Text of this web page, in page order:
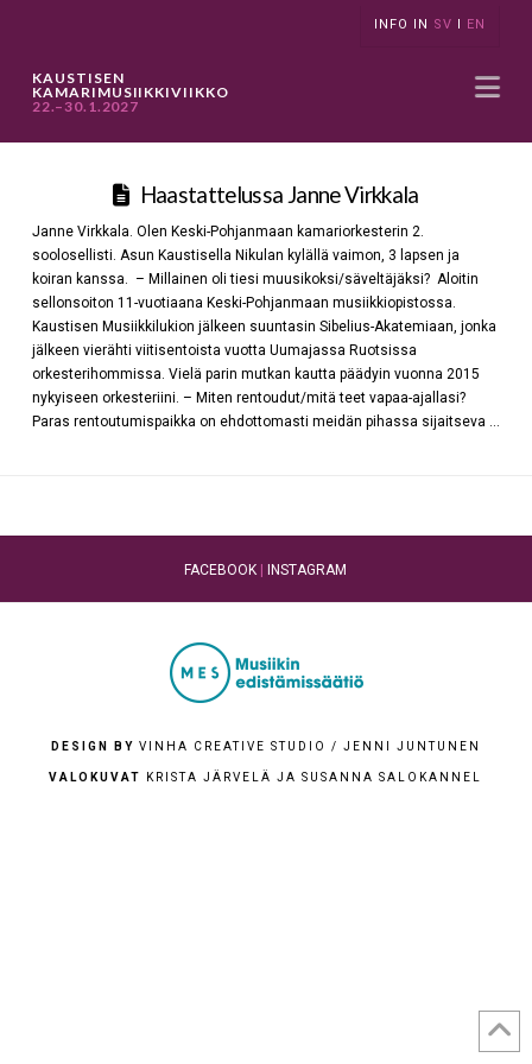
INFO IN SV I EN
KAUSTISEN
KAMARIMUSIIKKIVIIKKO
22.–30.1.2027
Haastattelussa Janne Virkkala
Janne Virkkala. Olen Keski-Pohjanmaan kamariorkesterin 2.
soolosellisti. Asun Kaustisella Nikulan kylällä vaimon, 3 lapsen ja
koiran kanssa. – Millainen oli tiesi muusikoksi/säveltäjäksi? Aloitin
sellonsoiton 11-vuotiaana Keski-Pohjanmaan musiikkiopistossa.
Kaustisen Musiikkilukion jälkeen suuntasin Sibelius-Akatemiaan, jonka
jälkeen vierähti viitisentoista vuotta Uumajassa Ruotsissa
orkesterihommissa. Vielä parin mutkan kautta päädyin vuonna 2015
nykyiseen orkesteriini. – Miten rentoudut/mitä teet vapaa-ajallasi?
Paras rentoutumispaikka on ehdottomasti meidän pihassa sijaitseva …
FACEBOOK | INSTAGRAM
DESIGN BY VINHA CREATIVE STUDIO / JENNI JUNTUNEN
VALOKUVAT KRISTA JÄRVELÄ JA SUSANNA SALOKANNEL